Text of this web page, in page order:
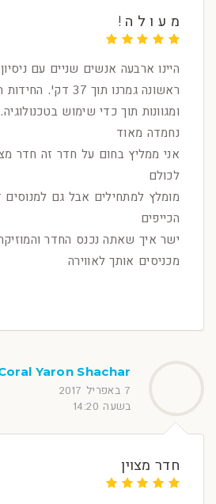
מ ע ו ל ה !
היינו ארבעה אנשים שניים עם
ראשונה גמרנו תוך 37
ומגוונות תוך כדי שימוש
נחמדה מאוד
אני ממליץ בחום על חדר זה חדר
לכולם
מומלץ למתחילים אבל גם
הכייפים
ישר איך שאתה נכנס החדר
מכניסים אותך לאווירה
Yaron Shachar
7 באפריל 2017
בשעה 14:20
חדר מצוין